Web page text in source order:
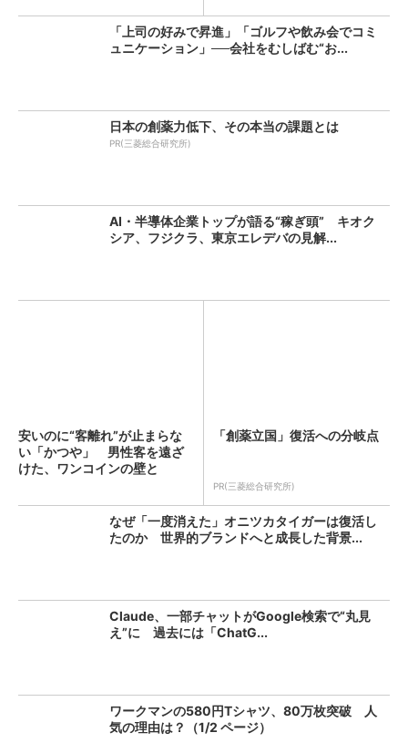
「上司の好みで昇進」「ゴルフや飲み会でコミ
ュニケーション」──会社をむしばむ“お...
日本の創薬力低下、その本当の課題とは
PR(三菱総合研究所)
AI・半導体企業トップが語る“稼ぎ頭” キオク
シア、フジクラ、東京エレデバの見解...
安いのに“客離れ”が止まらな
い「かつや」 男性客を遠ざ
けた、ワンコインの壁と
「創薬立国」復活への分岐点
PR(三菱総合研究所)
なぜ「一度消えた」オニツカタイガーは復活し
たのか 世界的ブランドへと成長した背景...
Claude、一部チャットがGoogle検索で“丸見
え”に 過去には「ChatG...
ワークマンの580円Tシャツ、80万枚突破 人
気の理由は？（1/2 ページ）